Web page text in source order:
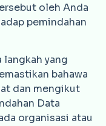
oleh Anda
pemindahan
langkah yang
bahawa
dan mengikut
Data
organisasi atau